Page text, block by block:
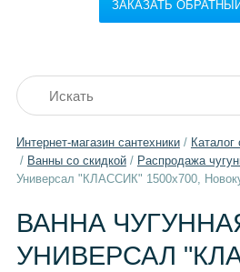
ЗАКАЗАТЬ
Интернет-магазин сантехники/ Каталог
/ Ванны со скидкой/ Распродажа
Универсал "КЛАССИК" 1500х700,
ВАННА
УНИВЕРСАЛ